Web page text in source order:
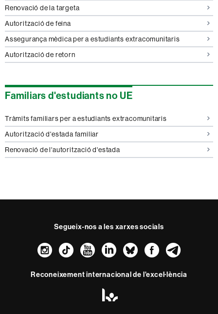
Renovació de la targeta
Autorització de feina
Assegurança mèdica per a estudiants extracomunitaris
Autorització de retorn
Familiars d'estudiants no UE
Tràmits familiars per a estudiants extracomunitaris
Autorització d'estada familiar
Renovació de l'autorització d'estada
Segueix-nos a les xarxes socials
Instagram
TikTokYouTube
LinkedIn
Bluesky
Reconeixement internacional de l'excel·lència